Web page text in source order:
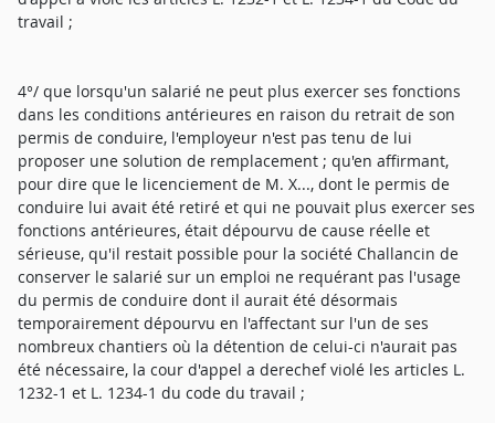
travail ;
4°/ que lorsqu'un salarié ne peut plus exercer ses fonctions
dans les conditions antérieures en raison du retrait de son
permis de conduire, l'employeur n'est pas tenu de lui
proposer une solution de remplacement ; qu'en affirmant,
pour dire que le licenciement de M. X..., dont le permis de
conduire lui avait été retiré et qui ne pouvait plus exercer ses
fonctions antérieures, était dépourvu de cause réelle et
sérieuse, qu'il restait possible pour la société Challancin de
conserver le salarié sur un emploi ne requérant pas l'usage
du permis de conduire dont il aurait été désormais
temporairement dépourvu en l'affectant sur l'un de ses
nombreux chantiers où la détention de celui-ci n'aurait pas
été nécessaire, la cour d'appel a derechef violé les articles L.
1232-1 et L. 1234-1 du code du travail ;